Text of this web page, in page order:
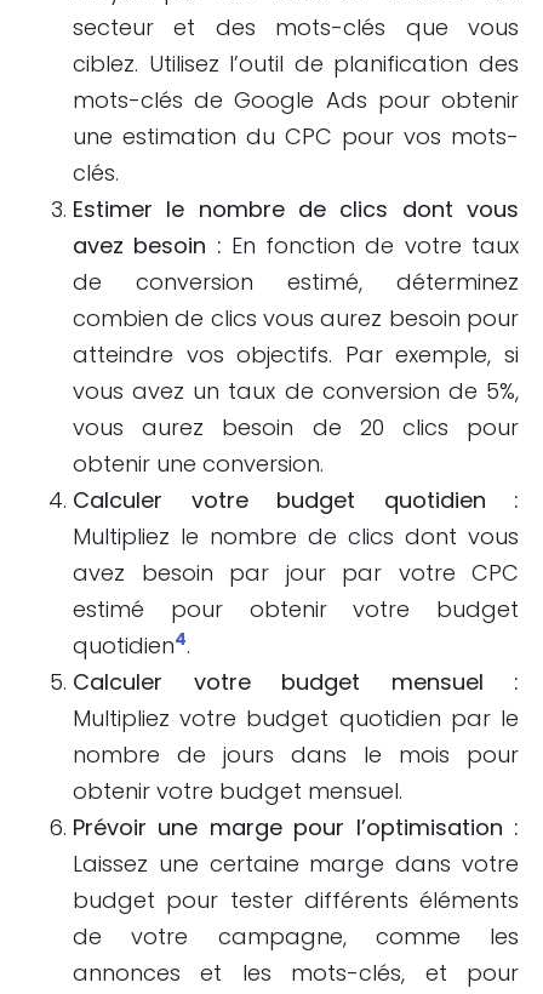
secteur et des mots-clés que vous
ciblez. Utilisez l’outil de planification des
mots-clés de Google Ads pour obtenir
une estimation du CPC pour vos mots-
clés.
Estimer le nombre de clics dont vous
avez besoin : En fonction de votre taux
de conversion estimé, déterminez
combien de clics vous aurez besoin pour
atteindre vos objectifs. Par exemple, si
vous avez un taux de conversion de 5%,
vous aurez besoin de 20 clics pour
obtenir une conversion.
Calculer votre budget quotidien :
Multipliez le nombre de clics dont vous
avez besoin par jour par votre CPC
estimé pour obtenir votre budget
quotidien4.
Calculer votre budget mensuel :
Multipliez votre budget quotidien par le
nombre de jours dans le mois pour
obtenir votre budget mensuel.
Prévoir une marge pour l’optimisation :
Laissez une certaine marge dans votre
budget pour tester différents éléments
de votre campagne, comme les
annonces et les mots-clés, et pour